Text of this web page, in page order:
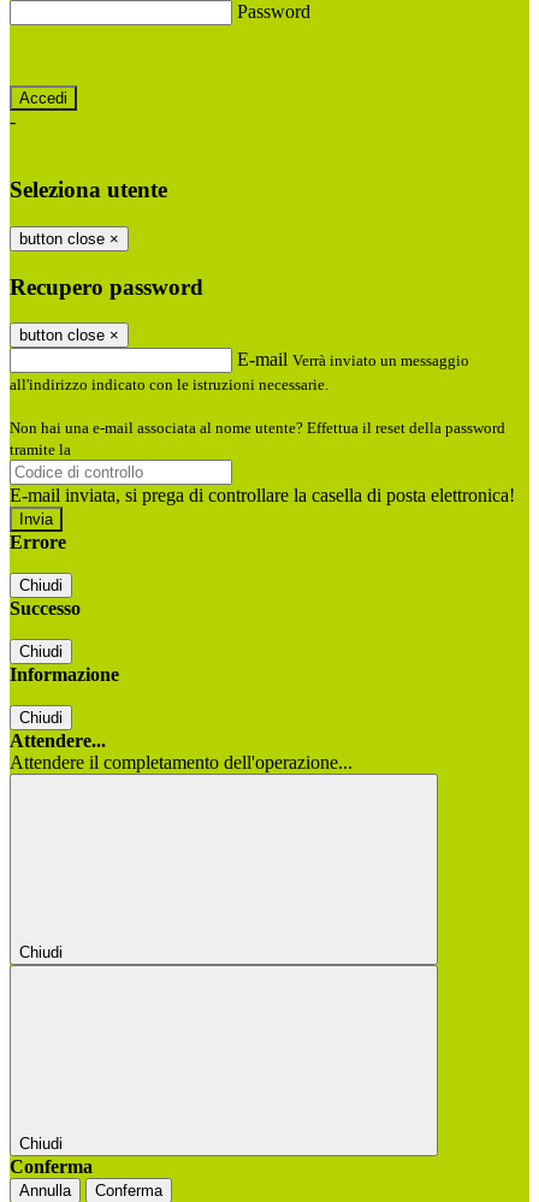
Password
-
Seleziona utente
button close ×
Recupero password
button close ×
E-mail Verrà inviato un messaggio
all'indirizzo indicato con le istruzioni necessarie.
Non hai una e-mail associata al nome utente? Effettua il reset della password
tramite la
E-mail inviata, si prega di controllare la casella di posta elettronica!
Errore
Chiudi
Successo
Chiudi
Informazione
Chiudi
Attendere...
Attendere il completamento dell'operazione...
Chiudi
Chiudi
Conferma
Annulla Conferma